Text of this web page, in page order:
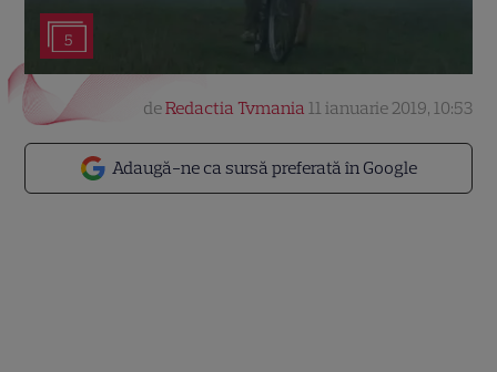
5
Adaugă-ne ca sursă preferată în Google
deRedactia Tvmania 11 ianuarie 2019, 10:53